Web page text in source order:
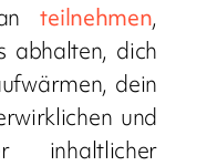
teilnehmen,
abhalten, dich
dein
und
inhaltlicher